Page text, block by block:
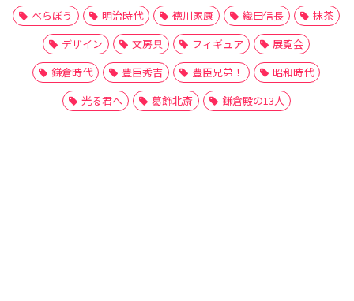
べらぼう
明治時代 徳川家康 織田信長
抹茶
デザイン
文房具 フィギュア
展覧会
鎌倉時代
豊臣秀吉 豊臣兄弟！
昭和時代
光る君へ
葛飾北斎 鎌倉殿の13人